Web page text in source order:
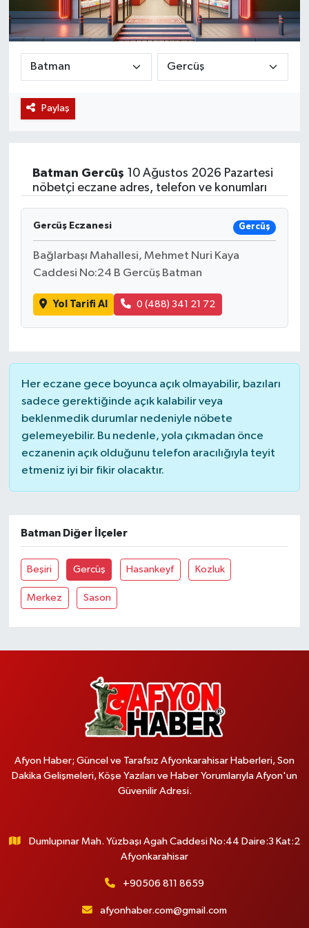
Paylaş
Batman Gercüş 10 Ağustos 2026 Pazartesi
nöbetçi eczane adres, telefon ve konumları
Gercüş Eczanesi Gercüş
Bağlarbaşı Mahallesi, Mehmet Nuri Kaya
Caddesi No:24 B Gercüş Batman
Yol Tarifi Al 0 (488) 341 21 72
Her eczane gece boyunca açık olmayabilir, bazıları
sadece gerektiğinde açık kalabilir veya
beklenmedik durumlar nedeniyle nöbete
gelemeyebilir. Bu nedenle, yola çıkmadan önce
eczanenin açık olduğunu telefon aracılığıyla teyit
etmeniz iyi bir fikir olacaktır.
Batman Diğer İlçeler
Beşiri Gercüş Hasankeyf Kozluk
Merkez Sason
Afyon Haber; Güncel ve Tarafsız Afyonkarahisar Haberleri, Son
Dakika Gelişmeleri, Köşe Yazıları ve Haber Yorumlarıyla Afyon'un
Güvenilir Adresi.
Dumlupınar Mah. Yüzbaşı Agah Caddesi No:44 Daire:3 Kat:2
Afyonkarahisar
+90506 811 8659
afyonhaber.com@gmail.com
Magazin
Etkinlikler